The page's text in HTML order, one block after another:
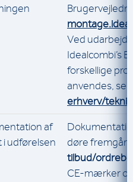
Ved
Idealcombi’s
forskellige
anvendes, se
erhverv/
af
i udførelsen
døre fremgår
tilbud/
CE-mærker og